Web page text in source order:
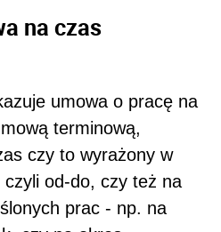
na czas
umowa o pracę na
terminową,
czy to wyrażony w
od-do, czy też na
prac - np. na